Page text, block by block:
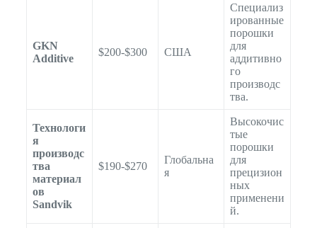
GKN
Additive
$200-$300 США
Специализ
ированные
порошки
для
аддитивно
го
производс
тва.
Технологи
я
производс
тва
материал
ов
Sandvik
$190-$270
Глобальна
я
Высокочис
тые
порошки
для
прецизион
ных
применени
й.